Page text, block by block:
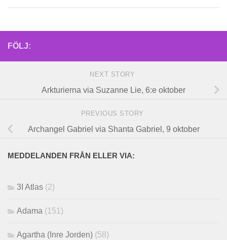
FÖLJ:
NEXT STORY
Arkturierna via Suzanne Lie, 6:e oktober
PREVIOUS STORY
Archangel Gabriel via Shanta Gabriel, 9 oktober
MEDDELANDEN FRÅN ELLER VIA:
3I Atlas (2)
Adama (151)
Agartha (Inre Jorden) (58)